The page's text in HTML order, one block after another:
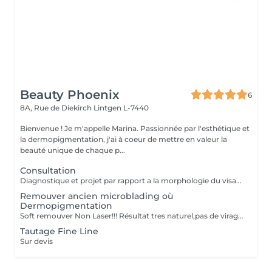
Beauty Phoenix
6
8A, Rue de Diekirch Lintgen L-7440
Bienvenue ! Je m'appelle Marina. Passionnée par l'esthétique et
la dermopigmentation, j'ai à coeur de mettre en valeur la
beauté unique de chaque p...
Consultation
Diagnostique et projet par rapport a la morphologie du visage.
Remouver ancien microblading où
Dermopigmentation
Soft remouver Non Laser!!! Résultat tres naturel,pas de virage de la couleur,diagnostique avant le traitement
Tautage Fine Line
Sur devis